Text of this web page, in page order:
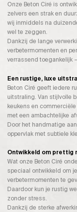
Onze Beton Ciré is
zelvers een strak en
wij inmiddels na
wel te zeggen.
Dankzij de lange
verbetermomenten en
verrassend toegankelijk
Een rustige, luxe
Beton Ciré geeft iedere
uitstraling. Van stijlvolle
keukens en
met een ambachtelijke
Door het handmatige
oppervlak met subtiele
Ontwikkeld om prettig
Wat onze Beton Ciré
speciaal ontwikkeld om
verbetermomenten te
Daardoor kun je rustig
zonder stress.
Dankzij de sterke